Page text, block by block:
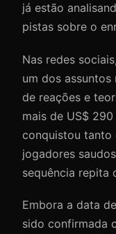
já estão
pistas sobre o
Nas redes
um dos
de reações e
mais de US$
conquistou tanto
jogadores
sequência repita
Embora a data
sido confirmada